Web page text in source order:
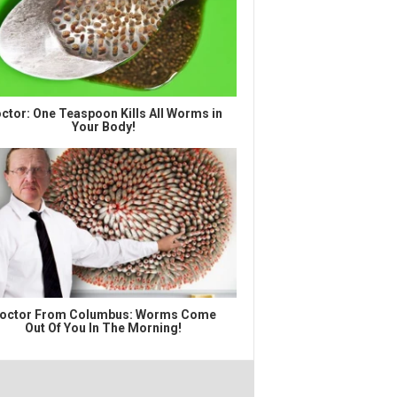
One Teaspoon Kills All Worms in
Your Body!
From Columbus: Worms Come
Out Of You In The Morning!